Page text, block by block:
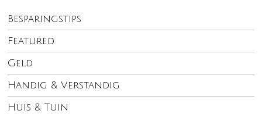
Besparingstips
Featured
Geld
Handig & Verstandig
Huis & Tuin